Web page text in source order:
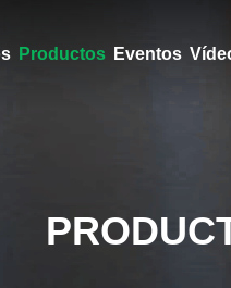
Productos Eventos